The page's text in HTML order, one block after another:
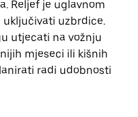
Reljef je uglavnom
uključivati uzbrdice.
utjecati na vožnju
mjeseci ili kišnih
radi udobnosti